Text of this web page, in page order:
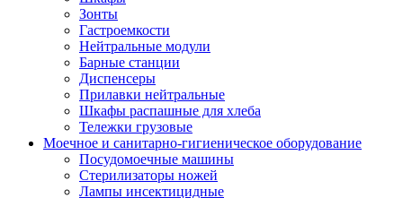
Зонты
Гастроемкости
Нейтральные модули
Барные станции
Диспенсеры
Прилавки нейтральные
Шкафы распашные для хлеба
Тележки грузовые
Моечное и санитарно-гигиеническое оборудование
Посудомоечные машины
Стерилизаторы ножей
Лампы инсектицидные